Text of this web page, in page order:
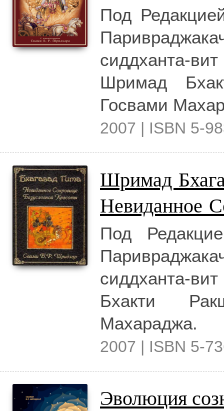
Под
сиддханта-
Шримад
Госвами
2007 | ISBN 5-
Шримад
Невиданное
Под
сиддханта-
Бхакти
Махараджа.
2007 | ISBN 5-
Эволюция